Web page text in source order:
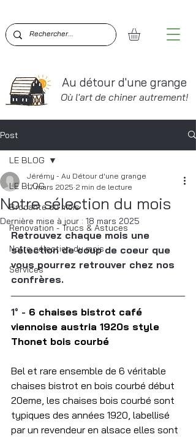
Au détour d'une grange
Où l'art de chiner autrement!
Post
LE BLOG
Brocante du mois
Renovation - Trucs & Astuces
Notre sélection du mois
Services
LE BLOG
Notre sélection du mois
Jérémy - Au Détour d'une grange
17 mars 2025 2 min de lecture
Dernière mise à jour : 18 mars 2025
Retrouvez chaque mois une
sélection de coup de coeur que
vous pourrez retrouver chez nos
confrères.
1° - 6 chaises bistrot café
viennoise austria 1920s style
Thonet bois courbé
Bel et rare ensemble de 6 véritable
chaises bistrot en bois courbé début
20eme, les chaises bois courbé sont
typiques des années 1920, labellisé
par un revendeur en alsace elles sont